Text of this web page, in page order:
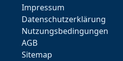
Impressum
Datenschutzerklärung
Nutzungsbedingungen
AGB
Sitemap